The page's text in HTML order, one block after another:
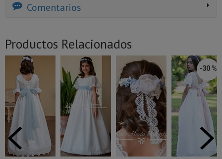
Comentarios
Productos Relacionados
-30 %